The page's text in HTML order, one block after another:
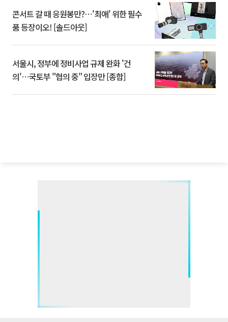
콘서트 갈 때 응원봉만?⋯'최애' 위한 필수
품 등장이오! [솔드아웃]
서울시, 정부에 정비사업 규제 완화 '건
의'⋯국토부 "협의 중" 입장만 [종합]